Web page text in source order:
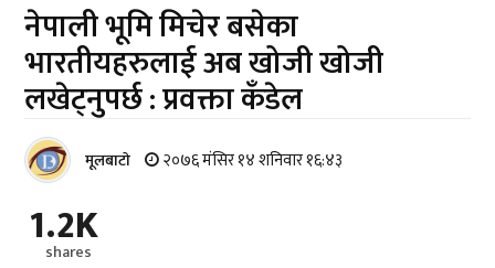
नेपाली भूमि मिचेर बसेका
भारतीयहरुलाई अब खोजी खोजी
लखेट्नुपर्छ : प्रवक्ता कँडेल
मूलबाटाे २०७६ मंसिर १४ शनिवार १६:४३
1.2K
shares